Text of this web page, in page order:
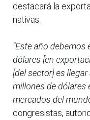
destacará la
nativas.
“Este año
dólares [en
[del sector] es
millones de dólares
mercados del
congresistas,